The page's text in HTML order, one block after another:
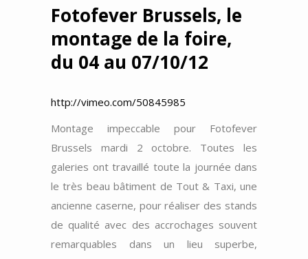
Fotofever Brussels, le
montage de la foire,
du 04 au 07/10/12
http://vimeo.com/50845985
Montage impeccable pour Fotofever
Brussels mardi 2 octobre. Toutes les
galeries ont travaillé toute la journée dans
le très beau bâtiment de Tout & Taxi, une
ancienne caserne, pour réaliser des stands
de qualité avec des accrochages souvent
remarquables dans un lieu superbe,